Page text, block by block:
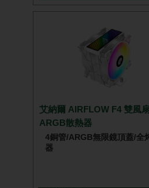
艾納爾 AIRFLOW F4 雙風扇 白
ARGB散熱器
4銅管/ARGB無限鏡頂蓋/全
器